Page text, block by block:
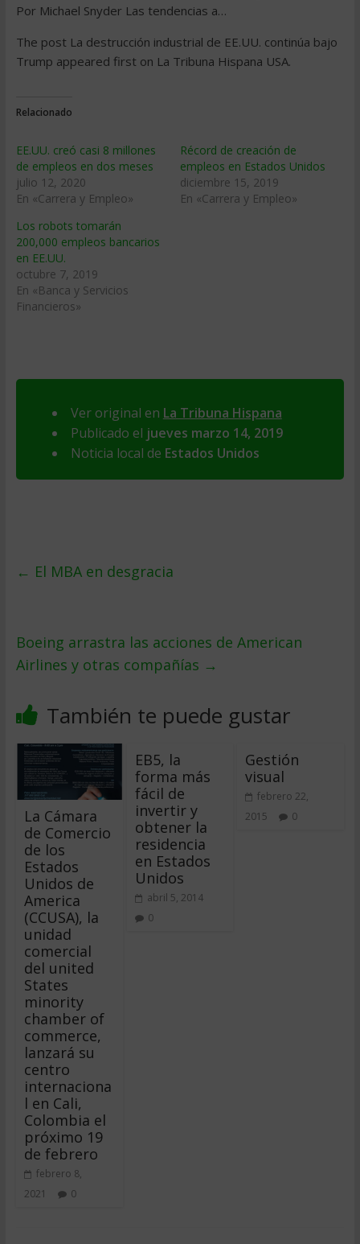
Por Michael Snyder Las tendencias a…
The post La destrucción industrial de EE.UU. continúa bajo
Trump appeared first on La Tribuna Hispana USA.
Relacionado
EE.UU. creó casi 8 millones
de empleos en dos meses
julio 12, 2020
En «Carrera y Empleo»
Récord de creación de
empleos en Estados Unidos
diciembre 15, 2019
En «Carrera y Empleo»
Los robots tomarán
200,000 empleos bancarios
en EE.UU.
octubre 7, 2019
En «Banca y Servicios
Financieros»
Ver original en La Tribuna Hispana
Publicado el jueves marzo 14, 2019
Noticia local de Estados Unidos
← El MBA en desgracia
Boeing arrastra las acciones de American
Airlines y otras compañías →
También te puede gustar
La Cámara
de Comercio
de los
Estados
Unidos de
America
(CCUSA), la
unidad
comercial
del united
States
minority
chamber of
commerce,
lanzará su
centro
internaciona
l en Cali,
Colombia el
próximo 19
de febrero
febrero 8,
2021
0
EB5, la
forma más
fácil de
invertir y
obtener la
residencia
en Estados
Unidos
abril 5, 2014
0
Gestión
visual
febrero 22,
2015
0